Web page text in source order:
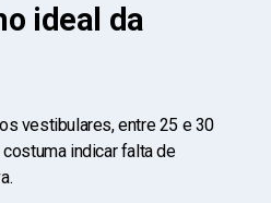
ideal da
vestibulares, entre 25 e 30
indicar falta de